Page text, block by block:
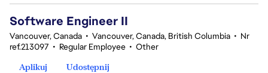
Software Engineer II
Vancouver, Canada • Vancouver, Canada, British Columbia • Nr
ref.213097 • Regular Employee • Other
Aplikuj
Udostępnij